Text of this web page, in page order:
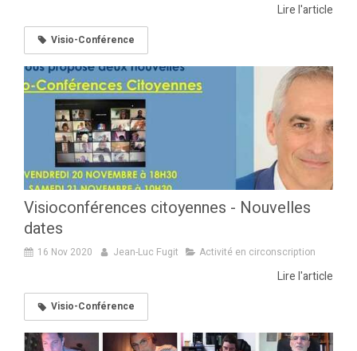
Lire l'article
Visio-Conférence
Visioconférences citoyennes - Nouvelles
dates
16 Nov 2020 Jean-Luc Fugit Activité en circonscription
Lire l'article
Visio-Conférence